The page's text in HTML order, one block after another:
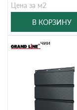
Цена за м2
В КОРЗИНУ
В наличии